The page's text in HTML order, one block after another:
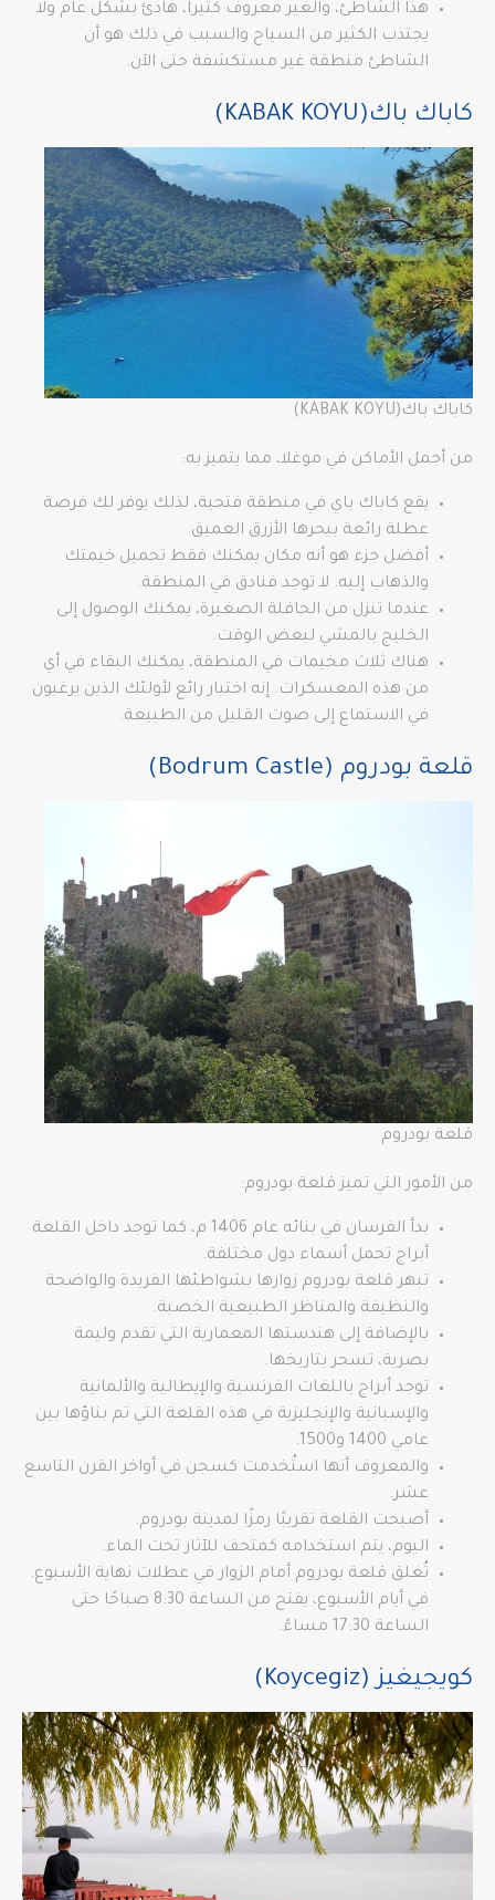
هذا الشاطئ، والغير معروف كثيراً، هادئ بشكل عام ولا
يجتذب الكثير من السياح والسبب في ذلك هو أن
الشاطئ منطقة غير مستكشفة حتى الآن.
كاباك باك(KABAK KOYU)
كاباك باك(KABAK KOYU)
من أجمل الأماكن في موغلا، مما يتميز به:
يقع كاباك باي في منطقة فتحية، لذلك يوفر لك فرصة
عطلة رائعة ببحرها الأزرق العميق.
أفضل جزء هو أنه مكان يمكنك فقط تحميل خيمتك
والذهاب إليه. لا توجد فنادق في المنطقة.
عندما تنزل من الحافلة الصغيرة، يمكنك الوصول إلى
الخليج بالمشي لبعض الوقت.
هناك ثلاث مخيمات في المنطقة، يمكنك البقاء في أي
من هذه المعسكرات. إنه اختيار رائع لأولئك الذين يرغبون
في الاستماع إلى صوت القليل من الطبيعة.
قلعة بودروم (Bodrum Castle)
قلعة بودروم
من الأمور التي تميز قلعة بودروم:
بدأ الفرسان في بنائه عام 1406 م، كما توجد داخل القلعة
أبراج تحمل أسماء دول مختلفة.
تبهر قلعة بودروم زوارها بشواطئها الفريدة والواضحة
والنظيفة والمناظر الطبيعية الخصبة.
بالإضافة إلى هندستها المعمارية التي تقدم وليمة
بصرية، تسحر بتاريخها.
توجد أبراج باللغات الفرنسية والإيطالية والألمانية
والإسبانية والإنجليزية في هذه القلعة التي تم بناؤها بين
عامي 1400 و1500.
والمعروف أنها استُخدمت كسجن في أواخر القرن التاسع
عشر.
أصبحت القلعة تقريبًا رمزًا لمدينة بودروم.
اليوم، يتم استخدامه كمتحف للآثار تحت الماء.
تُغلق قلعة بودروم أمام الزوار في عطلات نهاية الأسبوع.
في أيام الأسبوع، يفتح من الساعة 8:30 صباحًا حتى
الساعة 17:30 مساءً.
كويجيغيز (Koycegiz)